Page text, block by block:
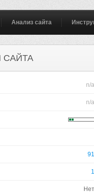
Анализ сайта
САЙТА
n/a
n/a
91
1
Нет